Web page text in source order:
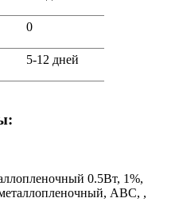
0
5-12 дней
0.5Вт, 1%,
ABC, ,